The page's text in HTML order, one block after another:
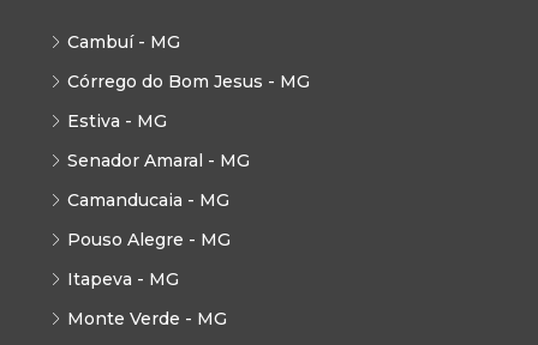
Cambuí - MG
Córrego do Bom Jesus - MG
Estiva - MG
Senador Amaral - MG
Camanducaia - MG
Pouso Alegre - MG
Itapeva - MG
Monte Verde - MG